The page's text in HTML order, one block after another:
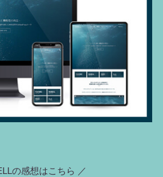
の感想はこちら ／